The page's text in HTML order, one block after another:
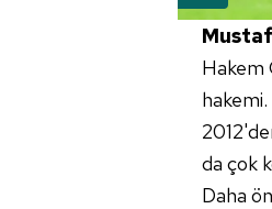
Hakem
hakemi.
da çok
Daha